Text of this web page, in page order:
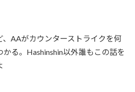
、AAがカウンターストライクを何
る。Hashinshin以外誰もこの話を